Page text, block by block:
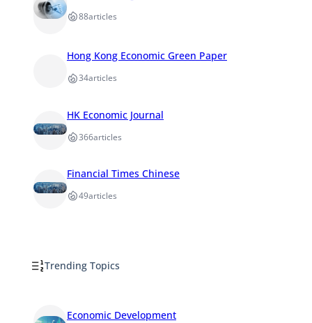
88articles
Hong Kong Economic Green Paper
34articles
HK Economic Journal
366articles
Financial Times Chinese
49articles
Trending Topics
Economic Development